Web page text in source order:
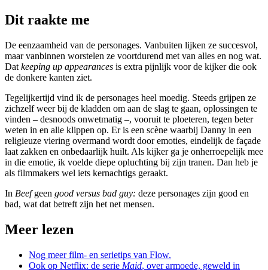
Dit raakte me
De eenzaamheid van de personages. Vanbuiten lijken ze succesvol,
maar vanbinnen worstelen ze voortdurend met van alles en nog wat.
Dat keeping up appearances is extra pijnlijk voor de kijker die ook
de donkere kanten ziet.
Tegelijkertijd vind ik de personages heel moedig. Steeds grijpen ze
zichzelf weer bij de kladden om aan de slag te gaan, oplossingen te
vinden – desnoods onwetmatig –, vooruit te ploeteren, tegen beter
weten in en alle klippen op. Er is een scène waarbij Danny in een
religieuze viering overmand wordt door emoties, eindelijk de façade
laat zakken en onbedaarlijk huilt. Als kijker ga je onherroepelijk mee
in die emotie, ik voelde diepe opluchting bij zijn tranen. Dan heb je
als filmmakers wel iets kernachtigs geraakt.
In Beefgeen good versus bad guy: deze personages zijn good en
bad, wat dat betreft zijn het net mensen.
Meer lezen
Nog meer film- en serietips van Flow.
Ook op Netflix: de serie Maid, over armoede, geweld in